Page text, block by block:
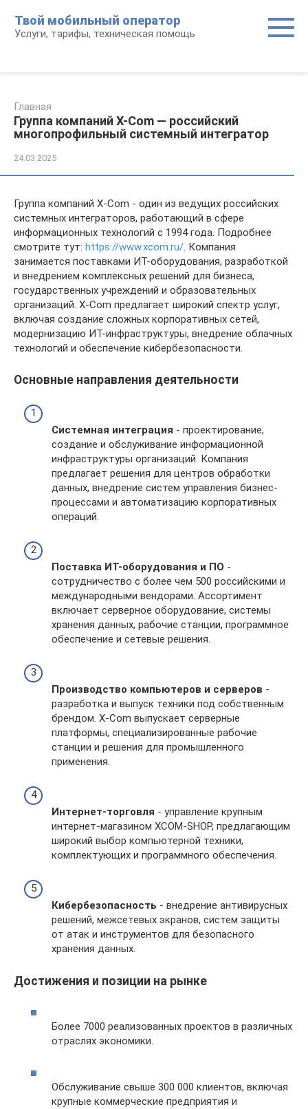
контенту
Твой мобильный оператор
Услуги, тарифы, техническая помощь
Главная
Группа компаний X-Com — российский
многопрофильный системный интегратор
24.03.2025
Группа компаний X-Com - один из ведущих российских
системных интеграторов, работающий в сфере
информационных технологий с 1994 года. Подробнее
смотрите тут: https://www.xcom.ru/. Компания
занимается поставками ИТ-оборудования, разработкой
и внедрением комплексных решений для бизнеса,
государственных учреждений и образовательных
организаций. X-Com предлагает широкий спектр услуг,
включая создание сложных корпоративных сетей,
модернизацию ИТ-инфраструктуры, внедрение облачных
технологий и обеспечение кибербезопасности.
Основные направления деятельности
Системная интеграция - проектирование,
создание и обслуживание информационной
инфраструктуры организаций. Компания
предлагает решения для центров обработки
данных, внедрение систем управления бизнес-
процессами и автоматизацию корпоративных
операций.
Поставка ИТ-оборудования и ПО -
сотрудничество с более чем 500 российскими и
международными вендорами. Ассортимент
включает серверное оборудование, системы
хранения данных, рабочие станции, программное
обеспечение и сетевые решения.
Производство компьютеров и серверов -
разработка и выпуск техники под собственным
брендом. X-Com выпускает серверные
платформы, специализированные рабочие
станции и решения для промышленного
применения.
Интернет-торговля - управление крупным
интернет-магазином XCOM-SHOP, предлагающим
широкий выбор компьютерной техники,
комплектующих и программного обеспечения.
Кибербезопасность - внедрение антивирусных
решений, межсетевых экранов, систем защиты
от атак и инструментов для безопасного
хранения данных.
Достижения и позиции на рынке
Более 7000 реализованных проектов в различных
отраслях экономики.
Обслуживание свыше 300 000 клиентов, включая
крупные коммерческие предприятия и